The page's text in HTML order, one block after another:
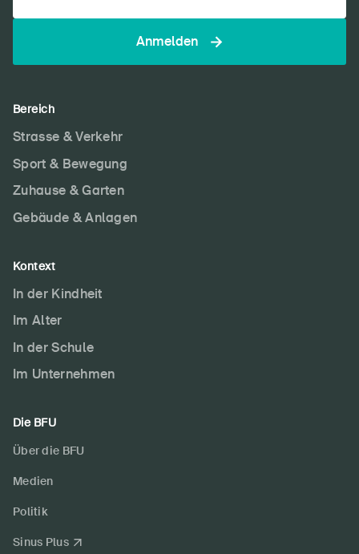
Anmelden
Bereich
Strasse & Verkehr
Sport & Bewegung
Zuhause & Garten
Gebäude & Anlagen
Kontext
In der Kindheit
Im Alter
In der Schule
Im Unternehmen
Die BFU
Über die BFU
Medien
Politik
Sinus Plus